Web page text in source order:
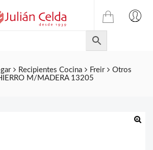
TIENDA
ONLINE
DE
JULIAN
CELDA
S.L.
Recipientes Cocina Freir
Otros
M/MADERA 13205